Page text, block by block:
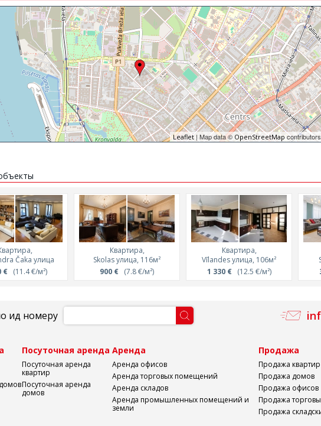
Leaflet | Map data © OpenStreetMapcontributors
Čaka улица
€(11.4 €/м²)
Квартира,
Skolas улица, 116м²
900 € (7.8 €/м²)
Квартира,
Vīlandes улица, 106м²
1 330 €(12.5 €/м²)
ид номеру
Посуточная аренда
Посуточная аренда
квартир
Посуточная аренда
домов
Аренда
Аренда офисов
Аренда торговых помещений
Аренда складов
Аренда промышленных помещений и
земли
Продажа
Продажа квартир
Продажа домов
Продажа офисов
Продажа
Продажа